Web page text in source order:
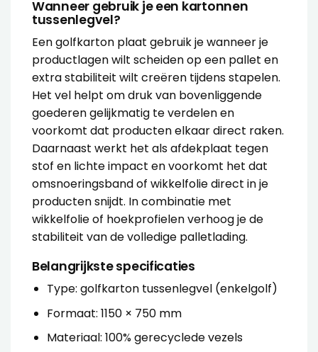
Wanneer gebruik je een kartonnen
tussenlegvel?
Een golfkarton plaat gebruik je wanneer je
productlagen wilt scheiden op een pallet en
extra stabiliteit wilt creëren tijdens stapelen.
Het vel helpt om druk van bovenliggende
goederen gelijkmatig te verdelen en
voorkomt dat producten elkaar direct raken.
Daarnaast werkt het als afdekplaat tegen
stof en lichte impact en voorkomt het dat
omsnoeringsband of wikkelfolie direct in je
producten snijdt. In combinatie met
wikkelfolieof hoekprofielenverhoog je de
stabiliteit van de volledige palletlading.
Belangrijkste specificaties
Type: golfkarton tussenlegvel (enkelgolf)
Formaat: 1150 × 750 mm
Materiaal: 100% gerecyclede vezels